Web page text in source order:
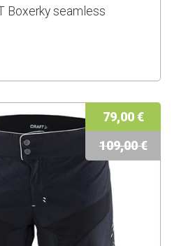
Boxerky seamless
79,00 €
109,00 €